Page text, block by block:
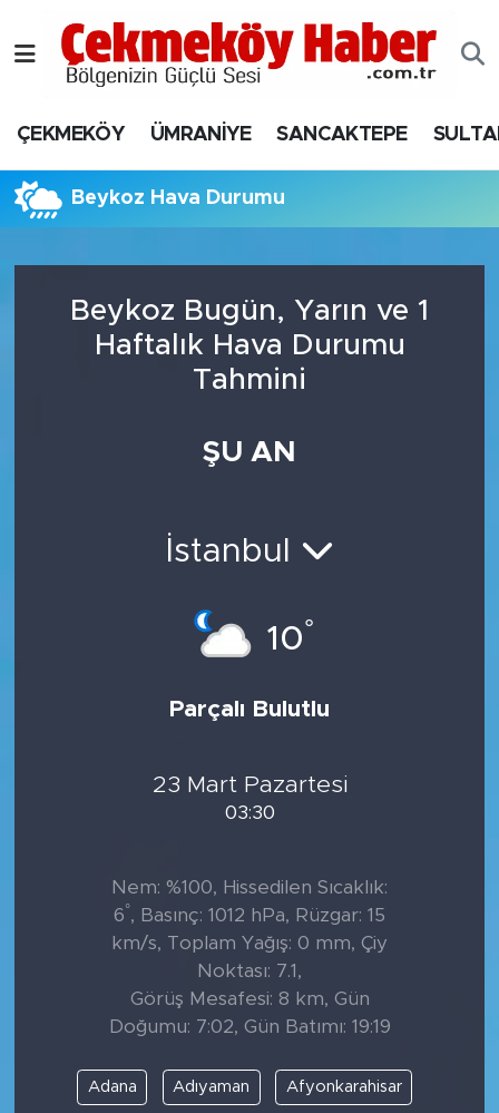
ÇEKMEKÖY ÜMRANİYE SANCAKTEPE
Beykoz Hava Durumu
Beykoz Bugün, Yarın ve 1
Haftalık Hava Durumu
Tahmini
ŞU AN
İstanbul
10°
Parçalı Bulutlu
23 Mart Pazartesi
03:30
Nem: %100, Hissedilen Sıcaklık:
6°, Basınç: 1012 hPa, Rüzgar: 15
km/s, Toplam Yağış: 0 mm, Çiy
Noktası: 7.1,
Görüş Mesafesi: 8 km, Gün
Doğumu: 7:02, Gün Batımı: 19:19
Adana Adıyaman Afyonkarahisar
Nöbetçi Eczaneler
Hava Durumu
Namaz Vakitleri
Süper Lig Puan Durumu ve Fikstür
Tüm Manşetler